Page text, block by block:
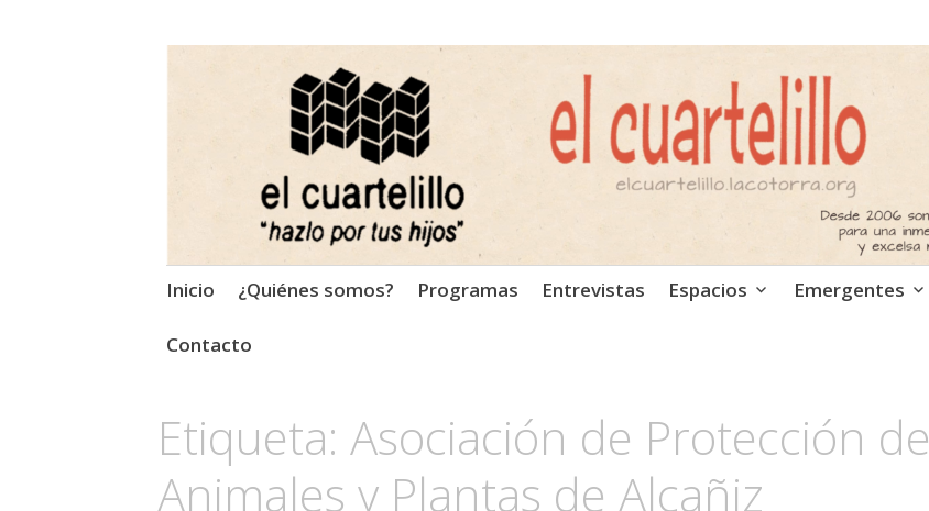
El Cuartelillo
Programa de radio de música independiente. Podcast
Saltar
contenido
Inicio ¿Quiénes somos? Programas Entrevistas Espacios Emergentes
Contacto
Etiqueta: Asociación de Protección de
Animales y Plantas de Alcañiz